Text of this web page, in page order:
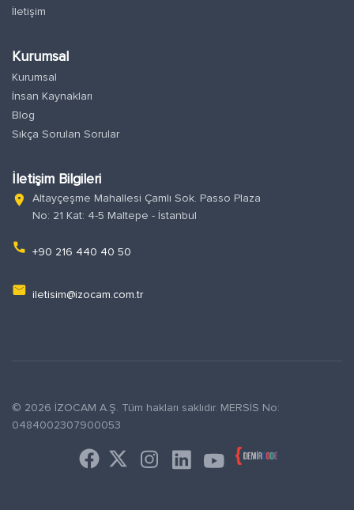
İletişim
Kurumsal
Kurumsal
İnsan Kaynakları
Blog
Sıkça Sorulan Sorular
İletişim Bilgileri
location_on
Altayçeşme Mahallesi Çamlı Sok. Passo Plaza
No: 21 Kat: 4-5 Maltepe - İstanbul
phone +90 216 440 40 50
email iletisim@izocam.com.tr
© 2026 İZOCAM A.Ş. Tüm hakları saklıdır. MERSİS No:
0484002307900053